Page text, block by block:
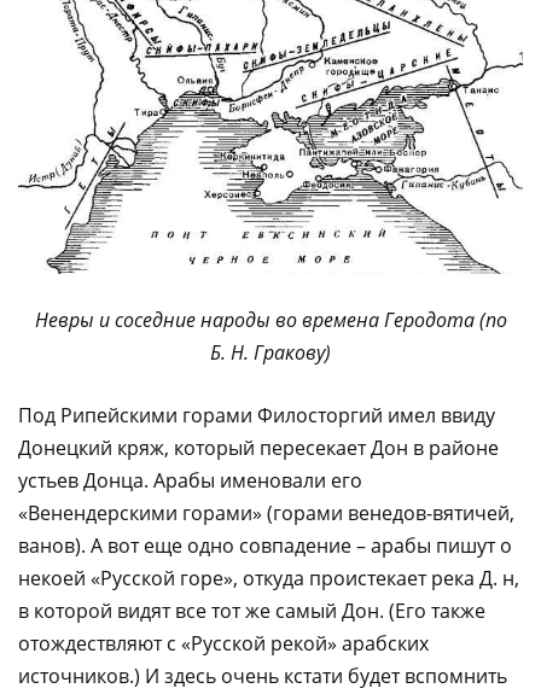
Невры и соседние народы во времена Геродота (по
Б. Н. Гракову)
Под Рипейскими горами Филосторгий имел ввиду
Донецкий кряж, который пересекает Дон в районе
устьев Донца. Арабы именовали его
«Венендерскими горами» (горами венедов-вятичей,
ванов). А вот еще одно совпадение – арабы пишут о
некоей «Русской горе», откуда проистекает река Д. н,
в которой видят все тот же самый Дон. (Его также
отождествляют с «Русской рекой» арабских
источников.) И здесь очень кстати будет вспомнить